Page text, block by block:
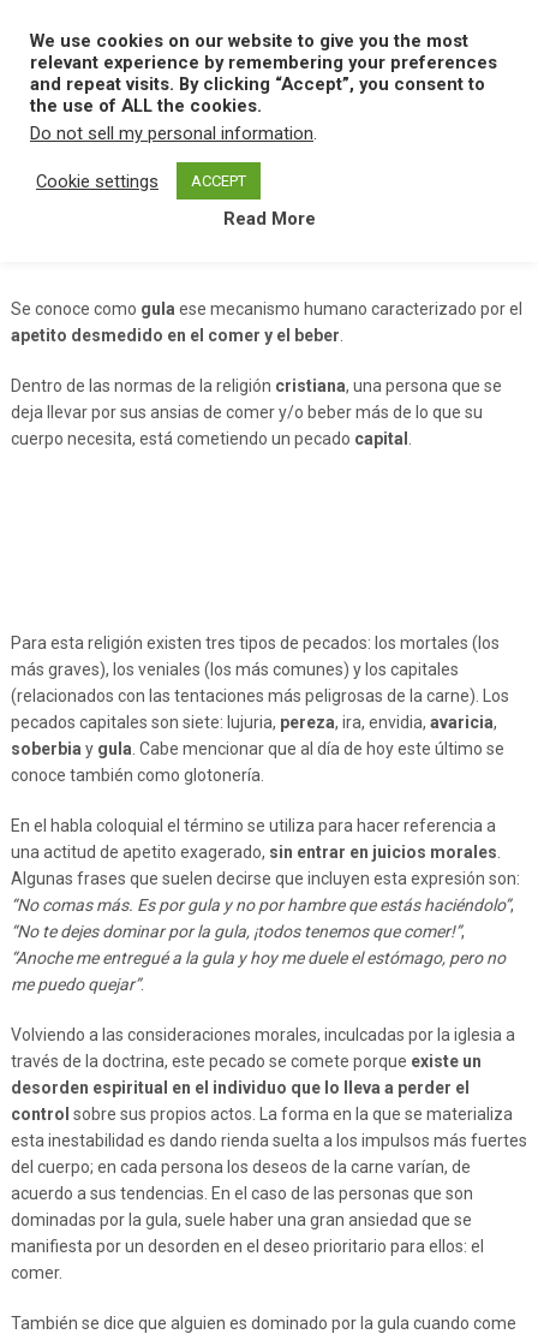
content
MENU
Home G Gula
Se conoce como gula ese mecanismo humano caracterizado por el
apetito desmedido en el comer y el beber
Dentro de las normas de la religión cristiana, una persona que se
deja llevar por sus ansias de comer y/o beber más de lo que su
cuerpo necesita, está cometiendo un pecado capital
Para esta religión existen tres tipos de pecados: los mortales (los
más graves), los veniales (los más comunes) y los capitales
(relacionados con las tentaciones más peligrosas de la carne). Los
pecados capitales son siete: lujuria, pereza, ira, envidia, avaricia,
soberbia y gula . Cabe mencionar que al día de hoy este último se
conoce también como glotonería.
En el habla coloquial el término se utiliza para hacer referencia a
una actitud de apetito exagerado, sin entrar en juicios morales
Algunas frases que suelen decirse que incluyen esta expresión son:
“No comas más. Es por gula y no por hambre que estás haciéndolo”,
“No te dejes dominar por la gula, ¡todos tenemos que comer!”,
“Anoche me entregué a la gula y hoy me duele el estómago, pero no
me puedo quejar”.
Volviendo a las consideraciones morales, inculcadas por la iglesia a
través de la doctrina, este pecado se comete porque existe un
desorden espiritual en el individuo que lo lleva a perder el
control sobre sus propios actos. La forma en la que se materializa
esta inestabilidad es dando rienda suelta a los impulsos más fuertes
del cuerpo; en cada persona los deseos de la carne varían, de
acuerdo a sus tendencias. En el caso de las personas que son
dominadas por la gula, suele haber una gran ansiedad que se
manifiesta por un desorden en el deseo prioritario para ellos: el
comer.
También se dice que alguien es dominado por la gula cuando come
We use cookies on our website to give you the most
relevant experience by remembering your preferences
and repeat visits. By clicking “Accept”, you consent to
the use of ALL the cookies.
Do not sell my personal information.
Cookie settings ACCEPT
Read More